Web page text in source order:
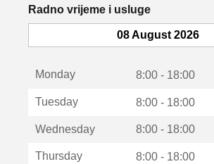
k
o
u
Radno vrijeme i usluge
08 August 2026
Monday 8:00 - 18:00
Tuesday 8:00 - 18:00
Wednesday 8:00 - 18:00
Thursday 8:00 - 18:00